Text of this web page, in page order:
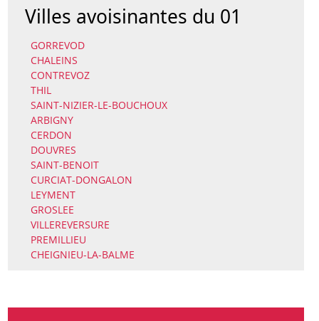
Villes avoisinantes du 01
GORREVOD
CHALEINS
CONTREVOZ
THIL
SAINT-NIZIER-LE-BOUCHOUX
ARBIGNY
CERDON
DOUVRES
SAINT-BENOIT
CURCIAT-DONGALON
LEYMENT
GROSLEE
VILLEREVERSURE
PREMILLIEU
CHEIGNIEU-LA-BALME